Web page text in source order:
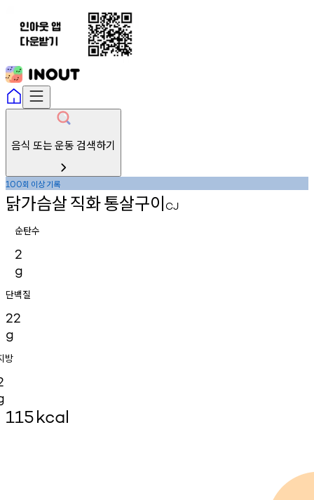
음식 또는 운동 검색하기
100회 이상기록
닭가슴살직화통살구이 CJ
순탄수
2
g
단백질
22
g
방
115kcal